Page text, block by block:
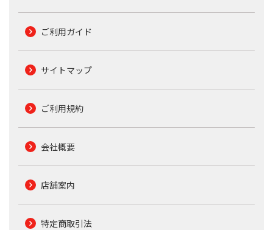
ご利用ガイド
サイトマップ
ご利用規約
会社概要
店舗案内
特定商取引法